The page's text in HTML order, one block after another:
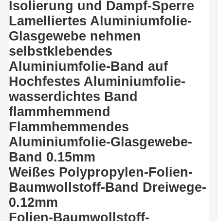
Doppeltes mit Seiten versehener Klebstreifen
HAUSTIER Klebstreifen
Präzisions-Feinguss
Isolierung und Dampf-Sperre
Lamelliertes Aluminiumfolie-
Glasgewebe nehmen
selbstklebendes
Aluminiumfolie-Band auf
Hochfestes Aluminiumfolie-
wasserdichtes Band
flammhemmend
Flammhemmendes
Aluminiumfolie-Glasgewebe-
Band 0.15mm
Weißes Polypropylen-Folien-
Baumwollstoff-Band Dreiwege-
0.12mm
Folien-Baumwollstoff-